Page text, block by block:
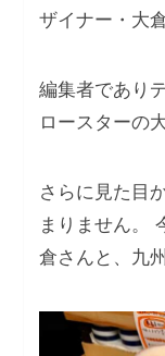
ザイナー・大
編集者であり
ロースターの
さらに見た目
まりません。
倉さんと、九